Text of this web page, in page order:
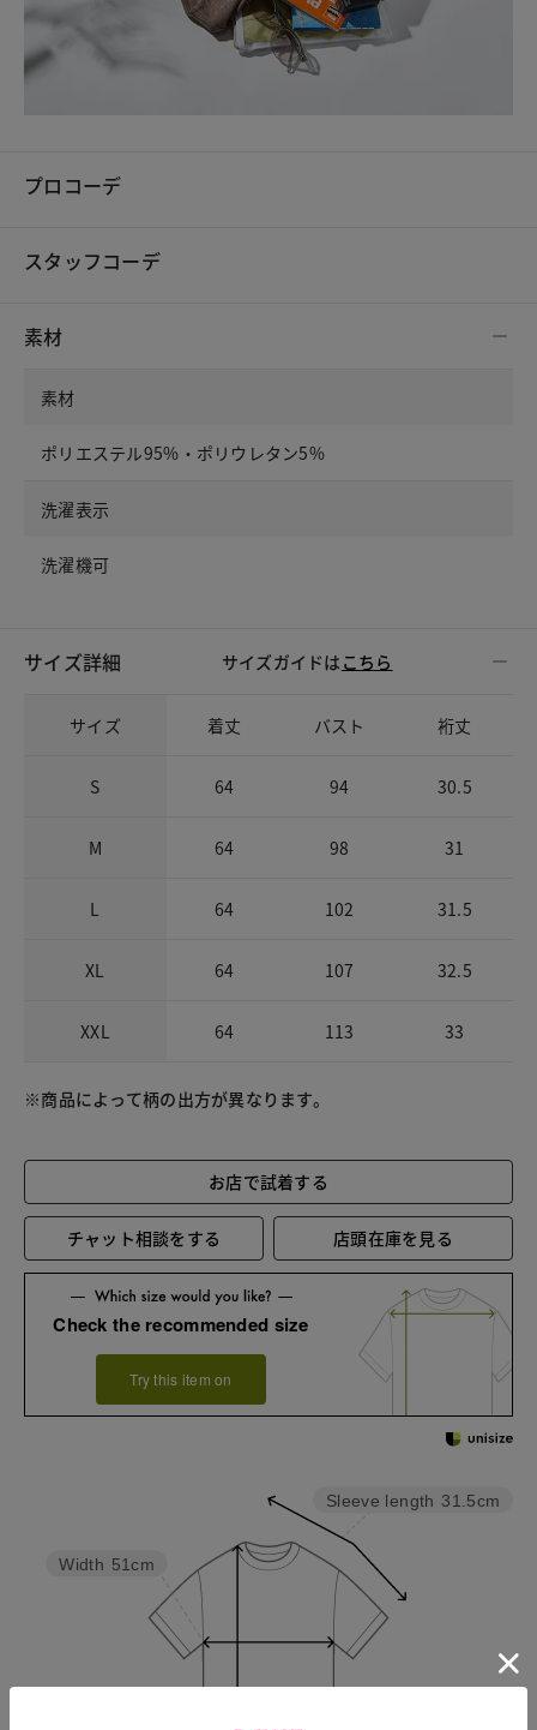
プロコーデ
スタッフコーデ
素材
素材
ポリエステル95%・ポリウレタン5%
洗濯表示
洗濯機可
サイズ詳細 サイズガイドは こちら
サイズ 着丈 バスト 裄丈
S 64 94 30.5
M 64 98 31
L 64 102 31.5
XL 64 107 32.5
XXL 64 113 33
※商品によって柄の出方が異なります。
お店で試着する
チャット相談をする 店頭在庫を見る
Check the recommended size
Try this item on
Sleeve length 31.5cm
Width 51cm